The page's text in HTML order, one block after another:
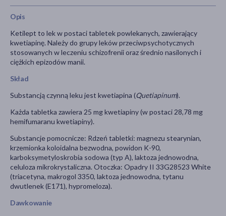
Opis
Ketilept to lek w postaci tabletek powlekanych, zawierający
kwetiapinę. Należy do grupy leków przeciwpsychotycznych
stosowanych w leczeniu schizofrenii oraz średnio nasilonych i
ciężkich epizodów manii.
Skład
Substancją czynną leku jest kwetiapina (Quetiapinum).
Każda tabletka zawiera 25 mg kwetiapiny (w postaci 28,78 mg
hemifumaranu kwetiapiny).
Substancje pomocnicze: Rdzeń tabletki: magnezu stearynian,
krzemionka koloidalna bezwodna, powidon K-90,
karboksymetyloskrobia sodowa (typ A), laktoza jednowodna,
celuloza mikrokrystaliczna. Otoczka: Opadry II 33G28523 White
(triacetyna, makrogol 3350, laktoza jednowodna, tytanu
dwutlenek (E171), hypromeloza).
Dawkowanie